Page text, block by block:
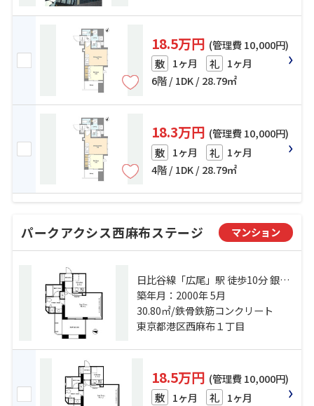
18.5万円 (管理費 10,000円)
敷 1ヶ月 礼 1ヶ月
6階 / 1DK / 28.79㎡
18.3万円 (管理費 10,000円)
敷 1ヶ月 礼 1ヶ月
4階 / 1DK / 28.79㎡
パークアクシス西麻布ステージ マンション
日比谷線「広尾」駅 徒歩10分 銀座
線「表参道」駅 徒歩15分 日比谷線
「六本木」駅 徒歩9分
築年月：2000年 5月
30.80㎡/鉄骨鉄筋コンクリート
東京都港区西麻布１丁目
18.5万円 (管理費 10,000円)
敷 1ヶ月 礼 1ヶ月